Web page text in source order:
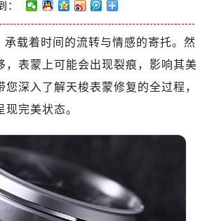
：
承载着时间的流转与情感的寄托。然
，表蒙上可能会出现裂痕，影响其美
深入了解天梭表蒙修复的全过程，
完美状态。